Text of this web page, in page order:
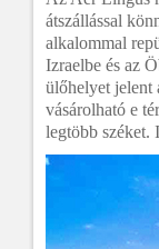
átszállással
alkalommal
Izraelbe és az
ülőhelyet jelent
vásárolható e
legtöbb széket.